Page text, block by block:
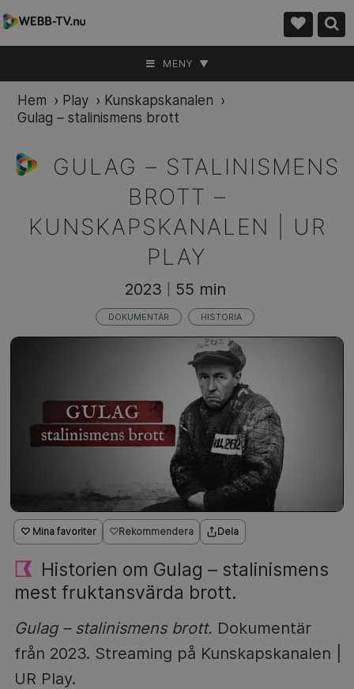
MENY ▼
Hem › Play › Kunskapskanalen ›
Gulag – stalinismens brott
GULAG – STALINISMENS
BROTT –
KUNSKAPSKANALEN | UR
PLAY
♡ Mina favoriter Rekommendera Dela
Historien om Gulag – stalinismens
mest fruktansvärda brott.
Gulag – stalinismens brott. Dokumentär
från 2023. Streaming på Kunskapskanalen |
UR Play.
2023 55 min
DOKUMENTÄR HISTORIA